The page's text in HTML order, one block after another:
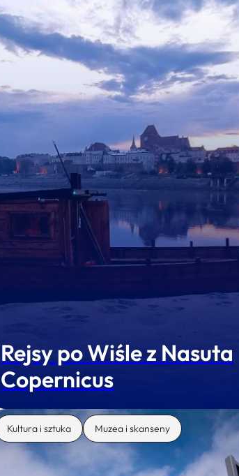
Rejsy po Wiśle z Nasuta
Copernicus
Kultura i sztuka Muzea i skanseny